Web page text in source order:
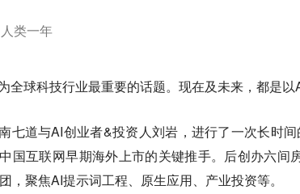
类一年
全球科技行业最重要的话题。现在及未来，都是以
七道与AI创业者&投资人刘岩，进行了一次长时
国互联网早期海外上市的关键推手。后创办六间
，聚焦AI提示词工程、原生应用、产业投资等。